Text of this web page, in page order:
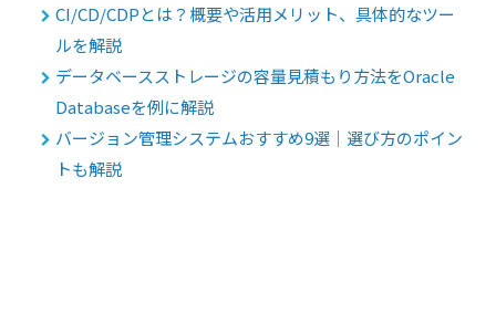
CI/CD/CDPとは？概要や活用メリット、具体的なツー
ルを解説
データベースストレージの容量見積もり方法をOracle
Databaseを例に解説
バージョン管理システムおすすめ9選｜選び方のポイン
トも解説